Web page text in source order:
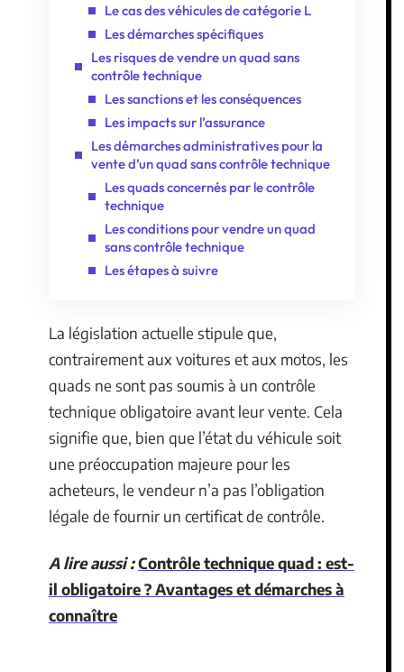
Le cas des véhicules de catégorie L
Les démarches spécifiques
Les risques de vendre un quad sans
contrôle technique
Les sanctions et les conséquences
Les impacts sur l’assurance
Les démarches administratives pour la
vente d’un quad sans contrôle technique
Les quads concernés par le contrôle
technique
Les conditions pour vendre un quad
sans contrôle technique
Les étapes à suivre
La législation actuelle stipule que,
contrairement aux voitures et aux motos, les
quads ne sont pas soumis à un contrôle
technique obligatoire avant leur vente. Cela
signifie que, bien que l’état du véhicule soit
une préoccupation majeure pour les
acheteurs, le vendeur n’a pas l’obligation
légale de fournir un certificat de contrôle.
A lire aussi :Contrôle technique quad : est-
il obligatoire ? Avantages et démarches à
connaître